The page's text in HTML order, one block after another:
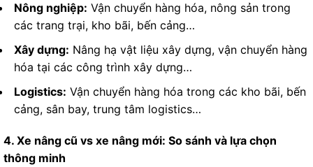
Nông nghiệp: Vận chuyển hàng hóa, nông sản trong
các trang trại, kho bãi, bến cảng…
Xây dựng: Nâng hạ vật liệu xây dựng, vận chuyển hàng
hóa tại các công trình xây dựng…
Logistics: Vận chuyển hàng hóa trong các kho bãi, bến
cảng, sân bay, trung tâm logistics…
4. Xe nâng cũ vs xe nâng mới: So sánh và lựa chọn
thông minh